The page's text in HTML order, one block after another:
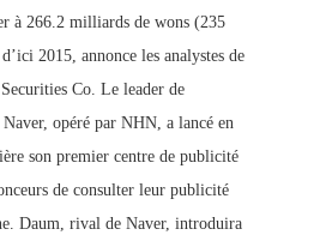
à 266.2 milliards de wons (235
2015, annonce les analystes de
Co. Le leader de
opéré par NHN, a lancé en
son premier centre de publicité
de consulter leur publicité
Daum, rival de Naver, introduira